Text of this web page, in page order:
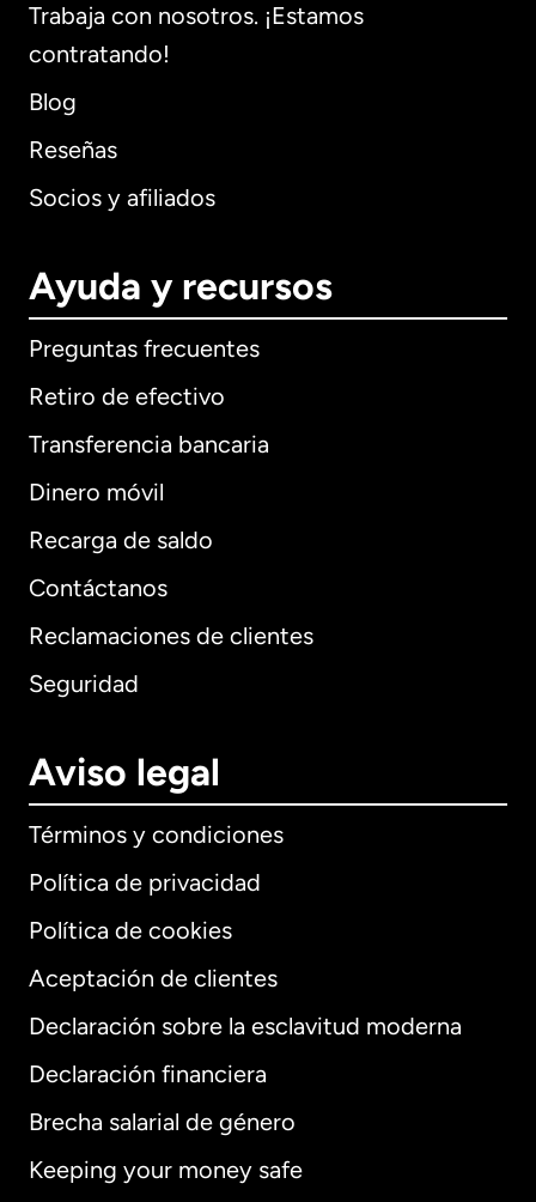
Trabaja con nosotros. ¡Estamos
contratando!
Blog
Reseñas
Socios y afiliados
Ayuda y recursos
Preguntas frecuentes
Retiro de efectivo
Transferencia bancaria
Dinero móvil
Recarga de saldo
Contáctanos
Reclamaciones de clientes
Seguridad
Aviso legal
Términos y condiciones
Política de privacidad
Política de cookies
Aceptación de clientes
Declaración sobre la esclavitud moderna
Declaración financiera
Brecha salarial de género
Keeping your money safe
Internacional English
Alemania